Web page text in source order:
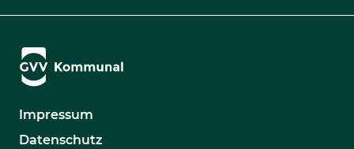
Impressum
Datenschutz